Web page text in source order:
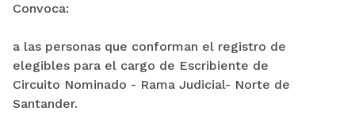
Convoca:
a las personas que conforman el registro de
elegibles para el cargo de Escribiente de
Circuito Nominado - Rama Judicial- Norte de
Santander.